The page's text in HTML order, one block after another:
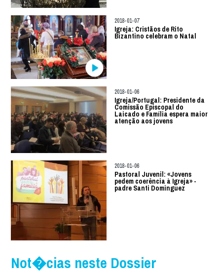
2018-01-07
Igreja: Cristãos de Rito
Bizantino celebram o Natal
2018-01-06
Igreja/Portugal: Presidente da
Comissão Episcopal do
Laicado e Família espera maior
atenção aos jovens
2018-01-06
Pastoral Juvenil: «Jovens
pedem coerência à Igreja» -
padre Santi Dominguez
Not�cias neste Dossier